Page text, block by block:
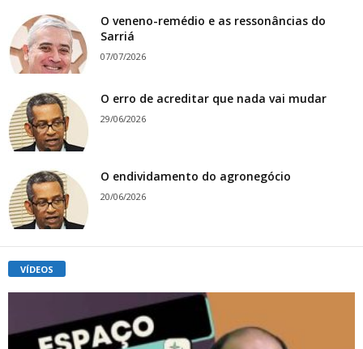
O veneno-remédio e as ressonâncias do
Sarriá
07/07/2026
O erro de acreditar que nada vai mudar
29/06/2026
O endividamento do agronegócio
20/06/2026
VÍDEOS